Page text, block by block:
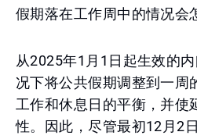
假期落在工作周中的情况会
从2025年1月1日起生效的
况下将公共假期调整到一周
工作和休息日的平衡，并使
性。因此，尽管最初12月2